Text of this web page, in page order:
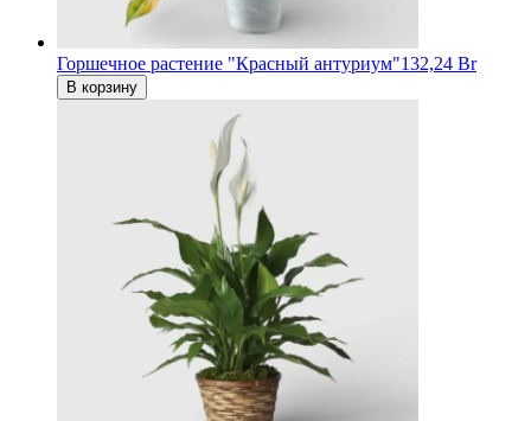
Горшечное растение "Красный антуриум"132,24 Br
В корзину